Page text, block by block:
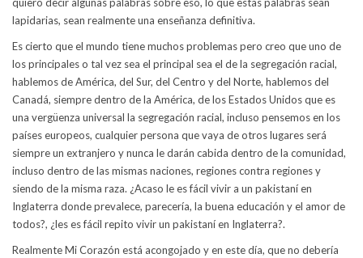
quiero decir algunas palabras sobre eso, lo que estas palabras sean
lapidarias, sean realmente una enseñanza definitiva.
Es cierto que el mundo tiene muchos problemas pero creo que uno de
los principales o tal vez sea el principal sea el de la segregación racial,
hablemos de América, del Sur, del Centro y del Norte, hablemos del
Canadá, siempre dentro de la América, de los Estados Unidos que es
una vergüenza universal la segregación racial, incluso pensemos en los
países europeos, cualquier persona que vaya de otros lugares será
siempre un extranjero y nunca le darán cabida dentro de la comunidad,
incluso dentro de las mismas naciones, regiones contra regiones y
siendo de la misma raza. ¿Acaso le es fácil vivir a un pakistaní en
Inglaterra donde prevalece, parecería, la buena educación y el amor de
todos?, ¿les es fácil repito vivir un pakistaní en Inglaterra?.
Realmente Mi Corazón está acongojado y en este día, que no debería